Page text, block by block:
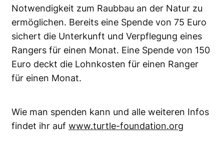
Notwendigkeit zum Raubbau an der Natur zu
ermöglichen. Bereits eine Spende von 75 Euro
sichert die Unterkunft und Verpflegung eines
Rangers für einen Monat. Eine Spende von 150
Euro deckt die Lohnkosten für einen Ranger
für einen Monat.
Wie man spenden kann und alle weiteren Infos
findet ihr auf www.turtle-foundation.org